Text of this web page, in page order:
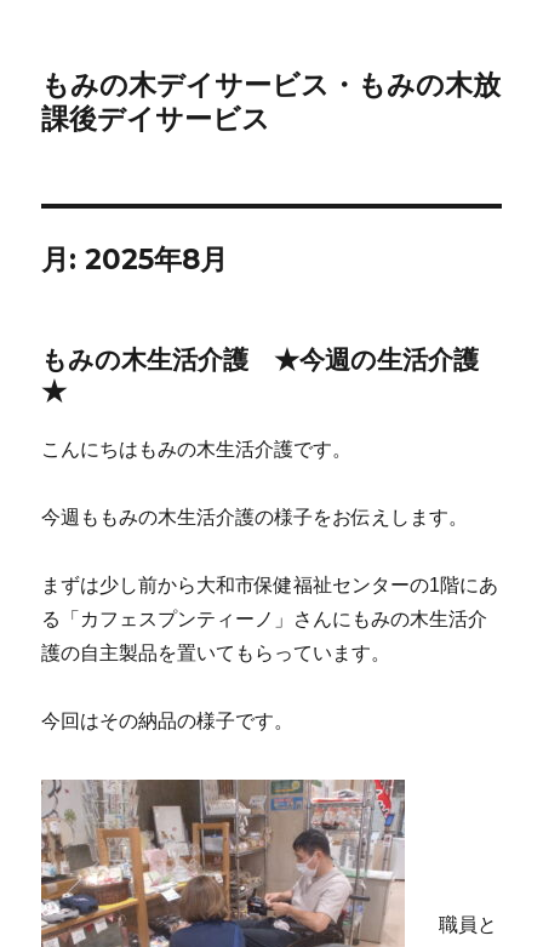
もみの木デイサービス・もみの木放
課後デイサービス
月:2025年8月
もみの木生活介護 ★今週の生活介護
★
こんにちはもみの木生活介護です。
今週ももみの木生活介護の様子をお伝えします。
まずは少し前から大和市保健福祉センターの1階にあ
る「カフェスプンティーノ」さんにもみの木生活介
護の自主製品を置いてもらっています。
今回はその納品の様子です。
職員と